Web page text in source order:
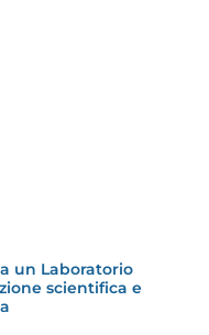
un Laboratorio
scientifica e